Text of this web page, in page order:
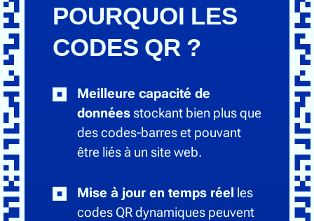
Communauté
À propos de QR Squared
Nous contacter
POURQUOI LES
CODES QR ?
Meilleure capacité de
donnéesstockant bien plus que
des codes-barres et pouvant
être liés à un site web.
Mise à jour en temps réel les
codes QR dynamiques peuvent